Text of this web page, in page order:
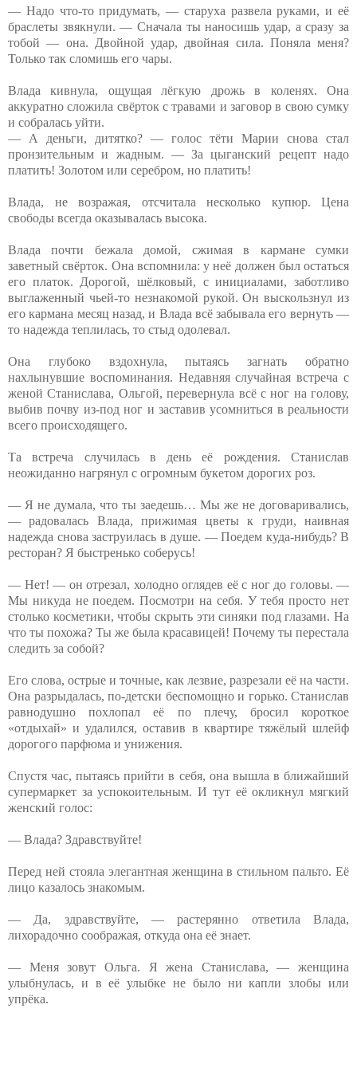
— Надо что-то придумать, — старуха развела руками, и её
браслеты звякнули. — Сначала ты наносишь удар, а сразу за
тобой — она. Двойной удар, двойная сила. Поняла меня?
Только так сломишь его чары.
Влада кивнула, ощущая лёгкую дрожь в коленях. Она
аккуратно сложила свёрток с травами и заговор в свою сумку
и собралась уйти.
— А деньги, дитятко? — голос тёти Марии снова стал
пронзительным и жадным. — За цыганский рецепт надо
платить! Золотом или серебром, но платить!
Влада, не возражая, отсчитала несколько купюр. Цена
свободы всегда оказывалась высока.
Влада почти бежала домой, сжимая в кармане сумки
заветный свёрток. Она вспомнила: у неё должен был остаться
его платок. Дорогой, шёлковый, с инициалами, заботливо
выглаженный чьей-то незнакомой рукой. Он выскользнул из
его кармана месяц назад, и Влада всё забывала его вернуть —
то надежда теплилась, то стыд одолевал.
Она глубоко вздохнула, пытаясь загнать обратно
нахлынувшие воспоминания. Недавняя случайная встреча с
женой Станислава, Ольгой, перевернула всё с ног на голову,
выбив почву из-под ног и заставив усомниться в реальности
всего происходящего.
Та встреча случилась в день её рождения. Станислав
неожиданно нагрянул с огромным букетом дорогих роз.
— Я не думала, что ты заедешь… Мы же не договаривались,
— радовалась Влада, прижимая цветы к груди, наивная
надежда снова заструилась в душе. — Поедем куда-нибудь? В
ресторан? Я быстренько соберусь!
— Нет! — он отрезал, холодно оглядев её с ног до головы. —
Мы никуда не поедем. Посмотри на себя. У тебя просто нет
столько косметики, чтобы скрыть эти синяки под глазами. На
что ты похожа? Ты же была красавицей! Почему ты перестала
следить за собой?
Его слова, острые и точные, как лезвие, разрезали её на части.
Она разрыдалась, по-детски беспомощно и горько. Станислав
равнодушно похлопал её по плечу, бросил короткое
«отдыхай» и удалился, оставив в квартире тяжёлый шлейф
дорогого парфюма и унижения.
Спустя час, пытаясь прийти в себя, она вышла в ближайший
супермаркет за успокоительным. И тут её окликнул мягкий
женский голос:
— Влада? Здравствуйте!
Перед ней стояла элегантная женщина в стильном пальто. Её
лицо казалось знакомым.
— Да, здравствуйте, — растерянно ответила Влада,
лихорадочно соображая, откуда она её знает.
— Меня зовут Ольга. Я жена Станислава, — женщина
улыбнулась, и в её улыбке не было ни капли злобы или
упрёка.